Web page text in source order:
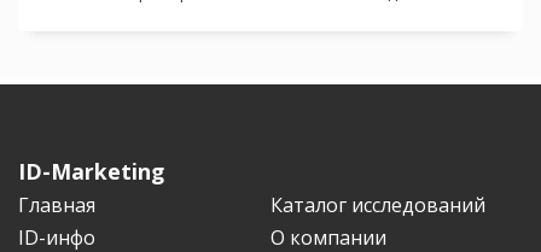
ID-Marketing
Главная
Каталог исследований
ID-инфо
О компании